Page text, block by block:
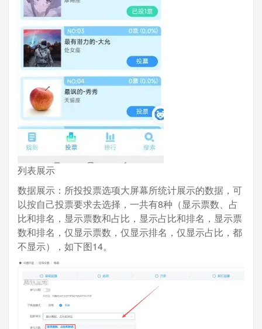
列表展示
数据展示：所投投票选项大屏幕所统计展示的数据，可
以按自己投票要求去选择，一共有8种（显示票数、占
比和排名，显示票数和占比，显示占比和排名，显示票
数和排名，仅显示票数，仅显示排名，仅显示占比，都
不显示），如下图14。